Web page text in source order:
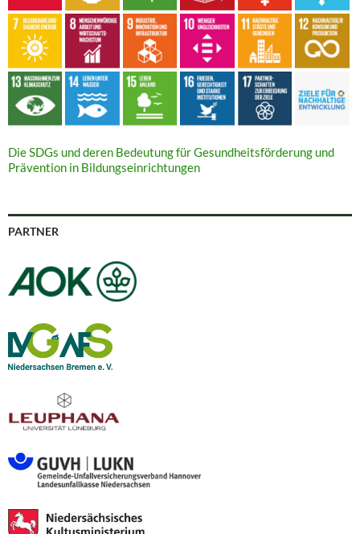
Die SDGs und deren Bedeutung für Gesundheitsförderung und
Prävention in Bildungseinrichtungen
PARTNER